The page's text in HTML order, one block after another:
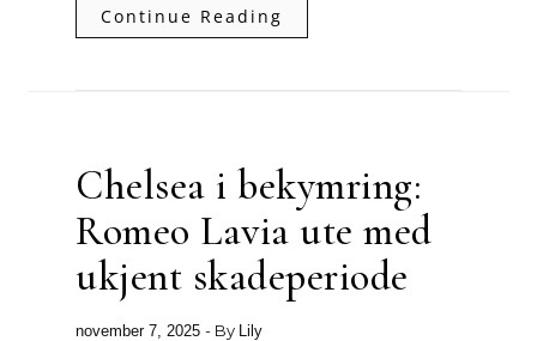
Continue Reading
Chelsea i bekymring:
Romeo Lavia ute med
ukjent skadeperiode
november 7, 2025 - By Lily